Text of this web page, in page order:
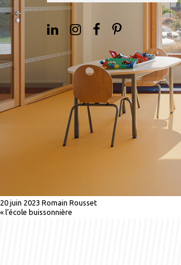
20 juin 2023 Romain Rousset
« l’école buissonnière